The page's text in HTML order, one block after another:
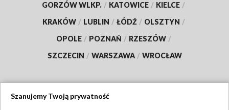
GORZÓW WLKP. / KATOWICE / KIELCE /
KRAKÓW / LUBLIN / ŁÓDŹ / OLSZTYN /
OPOLE / POZNAŃ / RZESZÓW /
SZCZECIN / WARSZAWA / WROCŁAW
Szanujemy Twoją prywatność